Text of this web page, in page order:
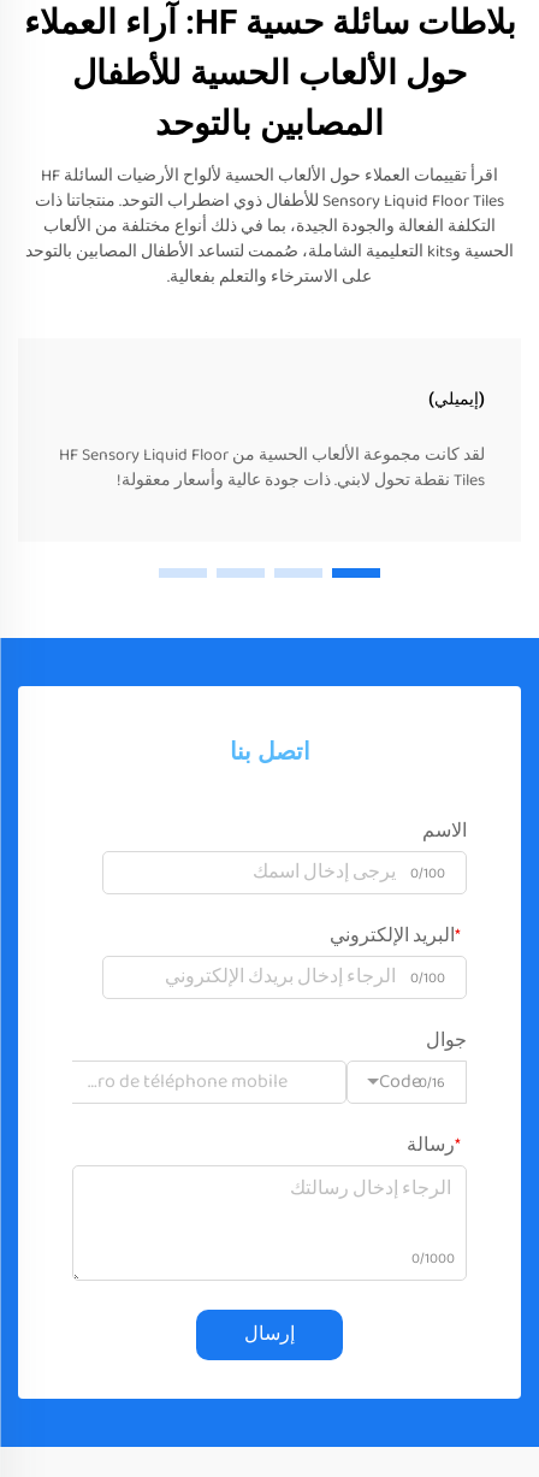
بلاطات سائلة حسية HF: آراء العملاء
حول الألعاب الحسية للأطفال
المصابين بالتوحد
اقرأ تقييمات العملاء حول الألعاب الحسية لألواح الأرضيات السائلة HF
Sensory Liquid Floor Tiles للأطفال ذوي اضطراب التوحد. منتجاتنا ذات
التكلفة الفعالة والجودة الجيدة، بما في ذلك أنواع مختلفة من الألعاب
الحسية وkits التعليمية الشاملة، صُممت لتساعد الأطفال المصابين بالتوحد
على الاسترخاء والتعلم بفعالية.
(إيميلي)
لقد كانت مجموعة الألعاب الحسية من HF Sensory Liquid Floor
Tiles نقطة تحول لابني. ذات جودة عالية وأسعار معقولة!
اتصل بنا
الاسم
0/100
البريد الإلكتروني
0/100
جوال
Code0/16
رسالة
0/1000
إرسال